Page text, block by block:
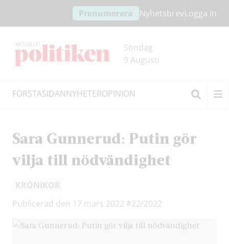
innehållet
headern
Prenumerera NyhetsbrevLogga In
Söndag
9 Augusti
FÖRSTASIDANNYHETEROPINION
Sara Gunnerud: Putin gör
vilja till nödvändighet
KRÖNIKOR
Publicerad den 17 mars 2022 #22/2022